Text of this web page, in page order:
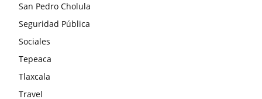
San Pedro Cholula
Seguridad Pública
Sociales
Tepeaca
Tlaxcala
Travel